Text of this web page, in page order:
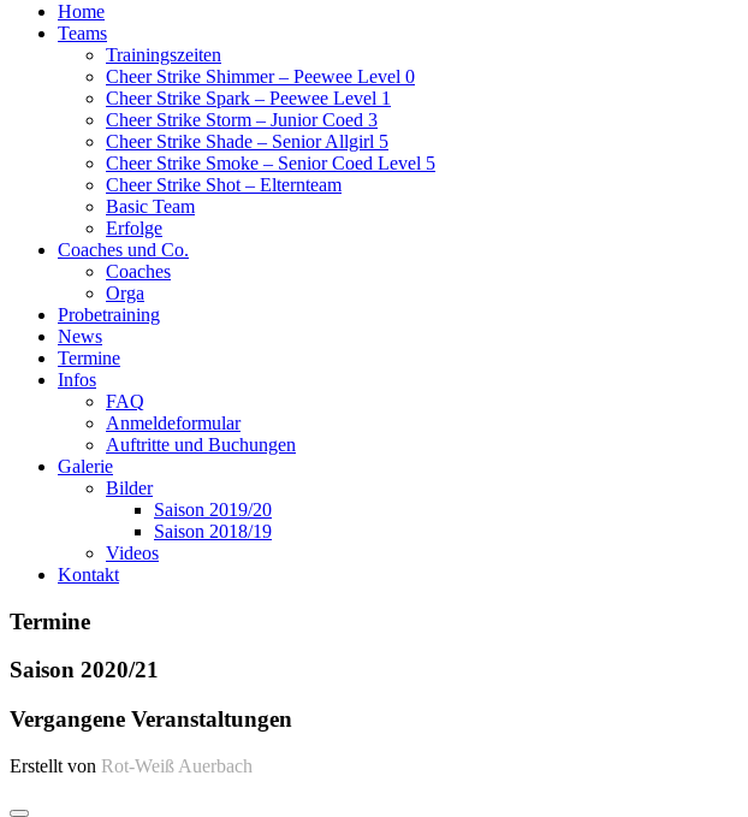
Home
Teams
Trainingszeiten
Cheer Strike Shimmer – Peewee Level 0
Cheer Strike Spark – Peewee Level 1
Cheer Strike Storm – Junior Coed 3
Cheer Strike Shade – Senior Allgirl 5
Cheer Strike Smoke – Senior Coed Level 5
Cheer Strike Shot – Elternteam
Basic Team
Erfolge
Coaches und Co.
Coaches
Orga
Probetraining
News
Termine
Infos
FAQ
Anmeldeformular
Auftritte und Buchungen
Galerie
Bilder
Saison 2019/20
Saison 2018/19
Videos
Kontakt
Termine
Saison 2020/21
Vergangene Veranstaltungen
Erstellt von Rot-Weiß Auerbach